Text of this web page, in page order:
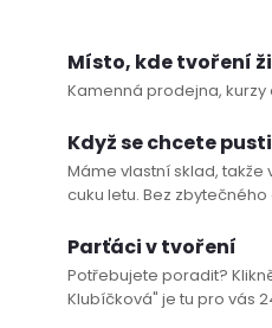
Místo, kde tvoření
Kamenná prodejna,
Když se chcete
Máme vlastní sklad,
cuku letu. Bez
Parťáci v tvoření
Potřebujete poradit?
Klubíčková" je tu pro vás